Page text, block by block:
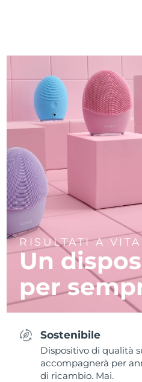
RISULTATI A VITA
Un
per
Sostenibile
Dispositivo di qualità
accompagnerà per
di ricambio. Mai.